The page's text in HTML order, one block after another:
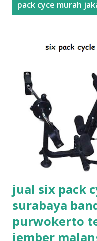
pack cyce murah
jual six pack
surabaya
purwokerto
jember